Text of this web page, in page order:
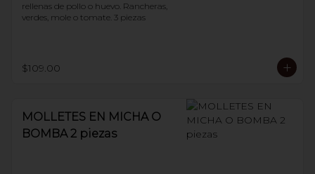
rellenas de pollo o huevo. Rancheras,
verdes, mole o tomate. 3 piezas
$109.00
MOLLETES EN MICHA O
BOMBA 2 piezas